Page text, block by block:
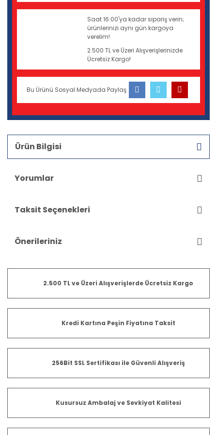
Saat 16:00'ya kadar sipariş verin;
ürünlerinizi aynı gün kargoya
verelim!
2.500 TL ve Üzeri Alışverişlerinizde
Ücretsiz Kargo!
Bu Ürünü Sosyal Medyada Paylaş
Ürün Bilgisi
Yorumlar
Taksit Seçenekleri
Önerileriniz
2.500 TL ve Üzeri Alışverişlerde Ücretsiz Kargo
Kredi Kartına Peşin Fiyatına Taksit
256Bit SSL Sertifikası ile Güvenli Alışveriş
Kusursuz Ambalaj ve Sevkiyat Kalitesi